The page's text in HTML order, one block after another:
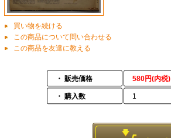
買い物を続ける
この商品について問い合わせる
この商品を友達に教える
・ 販売価格 580円(内税)
・ 購入数 1